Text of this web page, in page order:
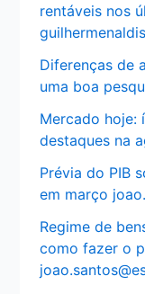
rentáveis nos
guilhermenaldis
Diferenças de
uma boa
Mercado hoje:
destaques na
Prévia do PIB
em março
Regime de
como fazer o